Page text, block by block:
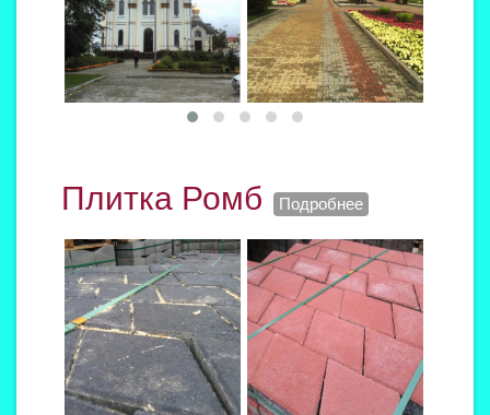
Плитка Ромб Подробнее